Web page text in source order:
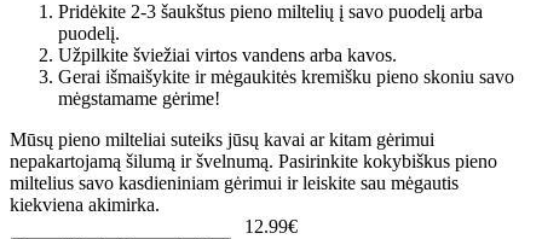
Pridėkite 2-3 šaukštus pieno miltelių į savo puodelį arba
puodelį.
Užpilkite šviežiai virtos vandens arba kavos.
Gerai išmaišykite ir mėgaukitės kremišku pieno skoniu savo
mėgstamame gėrime!
Mūsų pieno milteliai suteiks jūsų kavai ar kitam gėrimui
nepakartojamą šilumą ir švelnumą. Pasirinkite kokybiškus pieno
miltelius savo kasdieniniam gėrimui ir leiskite sau mėgautis
kiekviena akimirka.
12.99€